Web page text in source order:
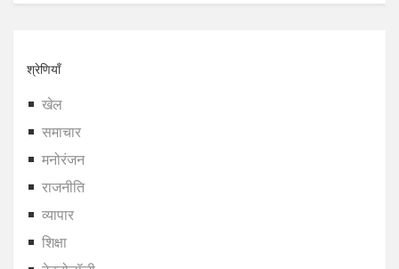
श्रेणियाँ
खेल
समाचार
मनोरंजन
राजनीति
व्यापार
शिक्षा